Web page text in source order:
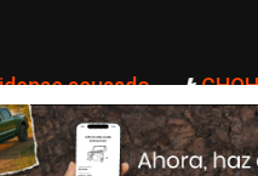
... CHQH: EE.